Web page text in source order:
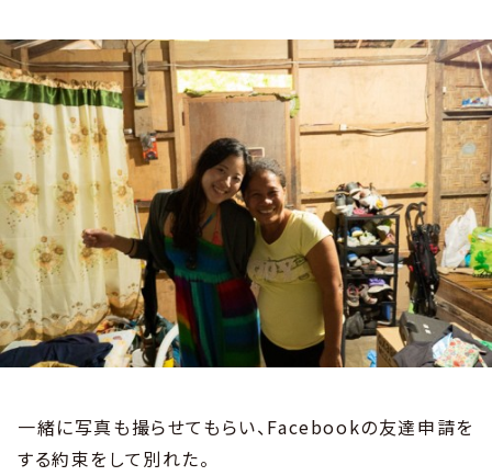
一緒に写真も撮らせてもらい、Facebookの友達申請を
する約束をして別れた。